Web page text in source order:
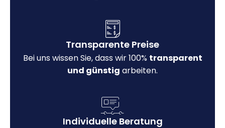
Transparente Preise
Bei uns wissen Sie, dass wir 100% transparent
und günstig arbeiten.
Individuelle Beratung